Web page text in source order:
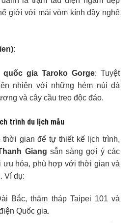
giới với mái vòm kính đầy nghệ
:
quốc gia Taroko Gorge: Tuyệt
nhiên với những hẻm núi đá
và cây cầu treo độc đáo.
trình du lịch mẫu
thời gian để tự thiết kế lịch trình,
Giang sẵn sàng gợi ý các
ưu hóa, phù hợp với thời gian và
Ví dụ:
Bắc, thăm tháp Taipei 101 và
Quốc gia.